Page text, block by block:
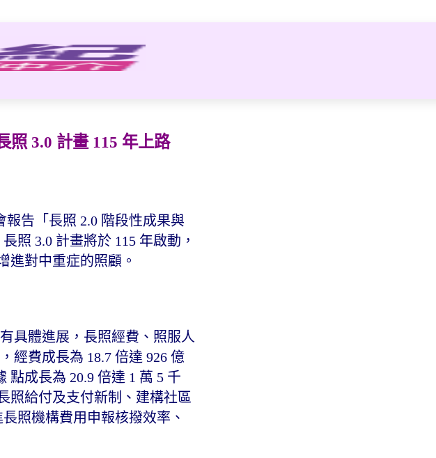
照 3.0 計畫 115 年上路
告「長照 2.0 階段性成果與
照 3.0 計畫將於 115 年啟動，
進對中重症的照顧。
具體進展，長照經費、照服人
經費成長為 18.7 倍達 926 億
點成長為 20.9 倍達 1 萬 5 千
照給付及支付新制、建構社區
照機構費用申報核撥效率、